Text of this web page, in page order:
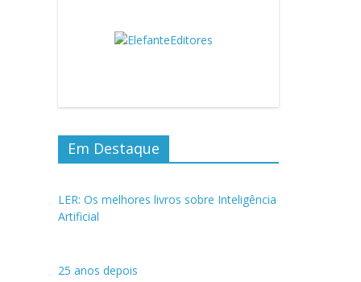
Em Destaque
LER: Os melhores livros sobre Inteligência
Artificial
25 anos depois